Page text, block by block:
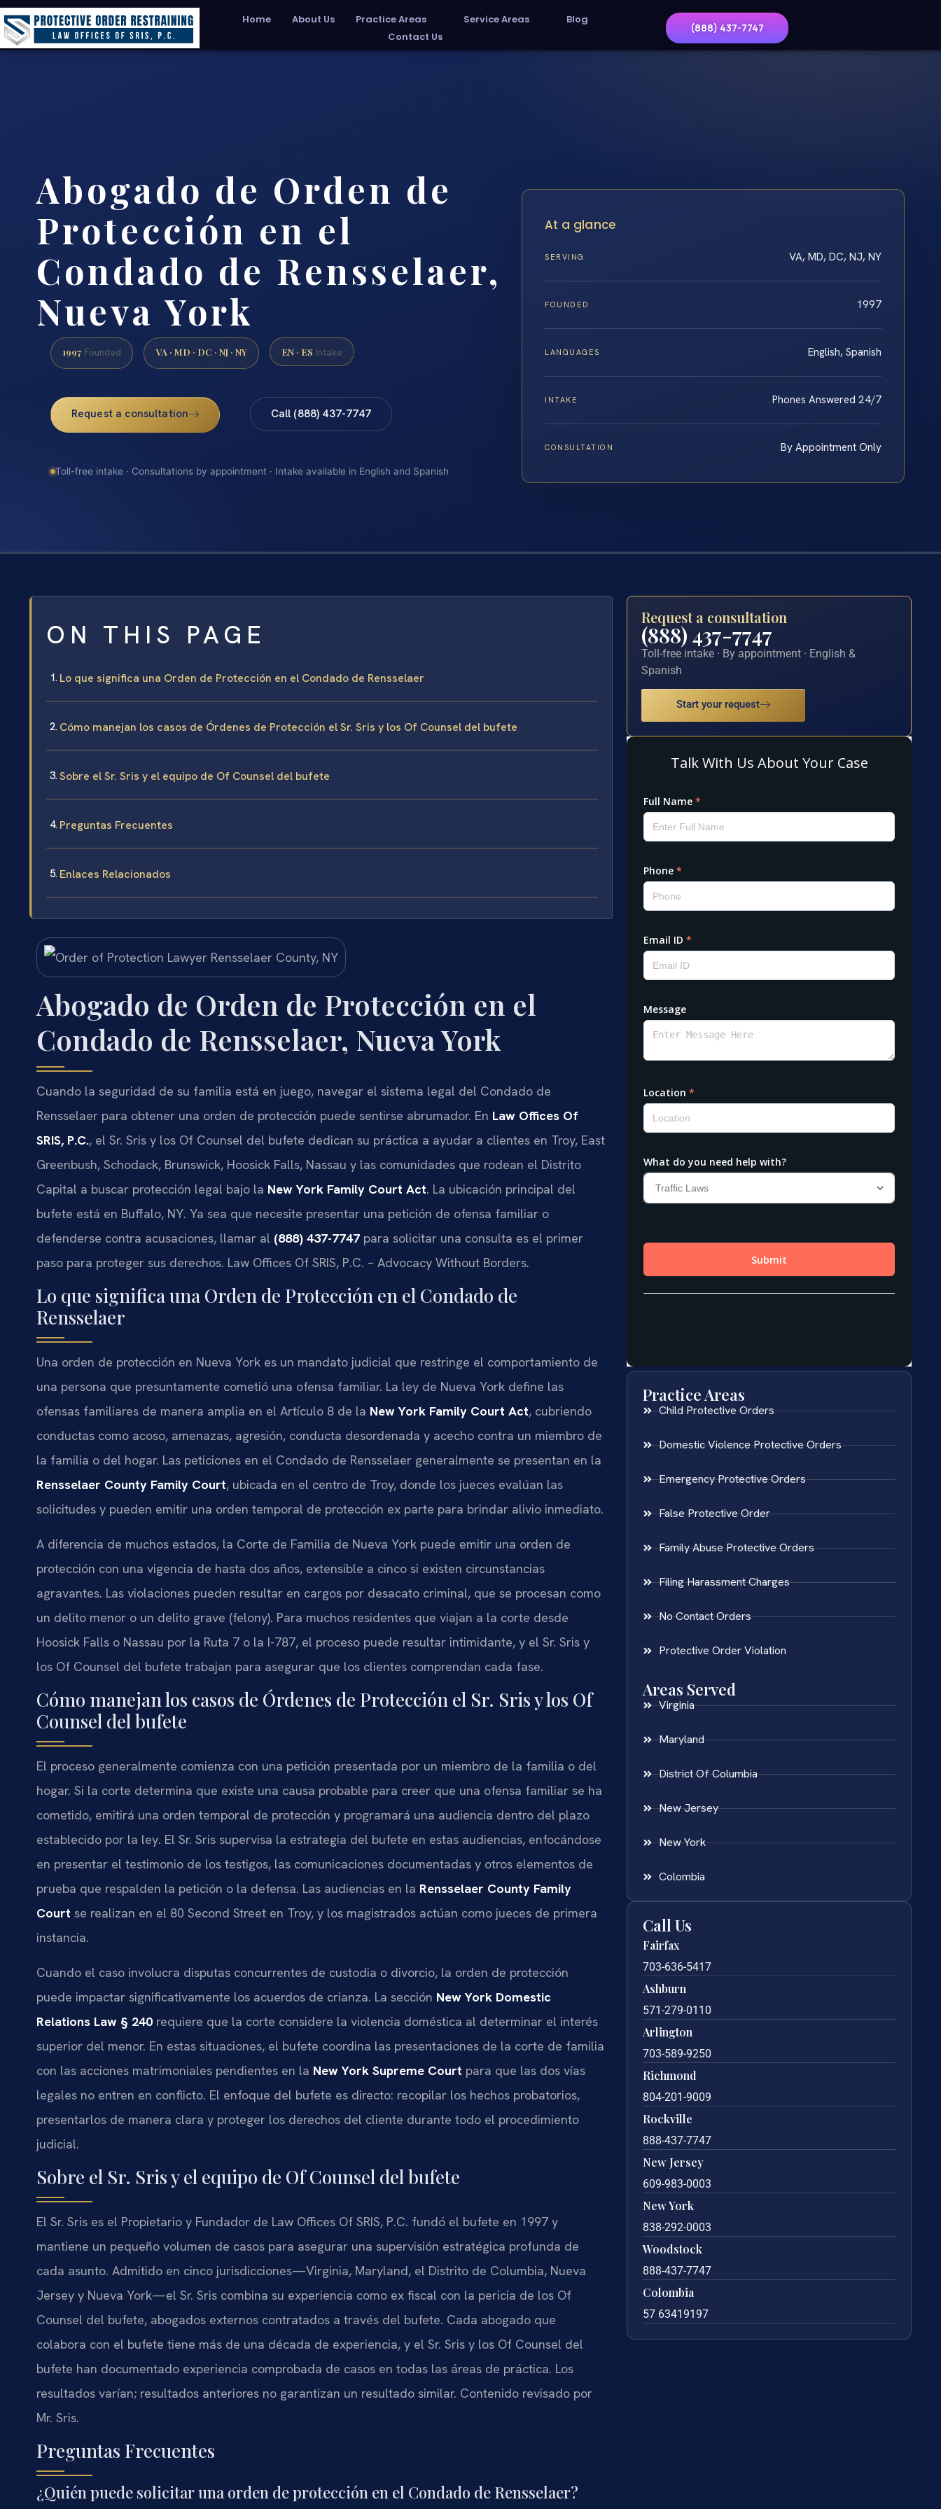
Home About Us Practice Areas Service Areas
Blog
Contact Us
(888) 437-7747
Abogado de Orden de
Protección en el
Condado de Rensselaer,
Nueva York
1997 Founded VA · MD · DC · NJ · NY EN · ES Intake
Request a consultation Call (888) 437-7747
Toll-free intake · Consultations by appointment · Intake available in English and Spanish
At a glance
SERVING VA, MD, DC, NJ, NY
FOUNDED 1997
LANGUAGES English, Spanish
INTAKE Phones Answered 24/7
CONSULTATION By Appointment Only
ON THIS PAGE
Lo que significa una Orden de Protección en el Condado de Rensselaer
Cómo manejan los casos de Órdenes de Protección el Sr. Sris y los Of Counsel del bufete
Sobre el Sr. Sris y el equipo de Of Counsel del bufete
Preguntas Frecuentes
Enlaces Relacionados
Abogado de Orden de Protección en el
Condado de Rensselaer, Nueva York
Cuando la seguridad de su familia está en juego, navegar el sistema legal del Condado de
Rensselaer para obtener una orden de protección puede sentirse abrumador. En Law Offices Of
SRIS, P.C., el Sr. Sris y los Of Counsel del bufete dedican su práctica a ayudar a clientes en Troy, East
Greenbush, Schodack, Brunswick, Hoosick Falls, Nassau y las comunidades que rodean el Distrito
Capital a buscar protección legal bajo la New York Family Court Act. La ubicación principal del
bufete está en Buffalo, NY. Ya sea que necesite presentar una petición de ofensa familiar o
defenderse contra acusaciones, llamar al (888) 437-7747 para solicitar una consulta es el primer
paso para proteger sus derechos. Law Offices Of SRIS, P.C. – Advocacy Without Borders.
Lo que significa una Orden de Protección en el Condado de
Rensselaer
Una orden de protección en Nueva York es un mandato judicial que restringe el comportamiento de
una persona que presuntamente cometió una ofensa familiar. La ley de Nueva York define las
ofensas familiares de manera amplia en el Artículo 8 de la New York Family Court Act, cubriendo
conductas como acoso, amenazas, agresión, conducta desordenada y acecho contra un miembro de
la familia o del hogar. Las peticiones en el Condado de Rensselaer generalmente se presentan en la
Rensselaer County Family Court, ubicada en el centro de Troy, donde los jueces evalúan las
solicitudes y pueden emitir una orden temporal de protección ex parte para brindar alivio inmediato.
A diferencia de muchos estados, la Corte de Familia de Nueva York puede emitir una orden de
protección con una vigencia de hasta dos años, extensible a cinco si existen circunstancias
agravantes. Las violaciones pueden resultar en cargos por desacato criminal, que se procesan como
un delito menor o un delito grave (felony). Para muchos residentes que viajan a la corte desde
Hoosick Falls o Nassau por la Ruta 7 o la I-787, el proceso puede resultar intimidante, y el Sr. Sris y
los Of Counsel del bufete trabajan para asegurar que los clientes comprendan cada fase.
Cómo manejan los casos de Órdenes de Protección el Sr. Sris y los Of
Counsel del bufete
El proceso generalmente comienza con una petición presentada por un miembro de la familia o del
hogar. Si la corte determina que existe una causa probable para creer que una ofensa familiar se ha
cometido, emitirá una orden temporal de protección y programará una audiencia dentro del plazo
establecido por la ley. El Sr. Sris supervisa la estrategia del bufete en estas audiencias, enfocándose
en presentar el testimonio de los testigos, las comunicaciones documentadas y otros elementos de
prueba que respalden la petición o la defensa. Las audiencias en la Rensselaer County Family
Court se realizan en el 80 Second Street en Troy, y los magistrados actúan como jueces de primera
instancia.
Cuando el caso involucra disputas concurrentes de custodia o divorcio, la orden de protección
puede impactar significativamente los acuerdos de crianza. La sección New York Domestic
Relations Law § 240 requiere que la corte considere la violencia doméstica al determinar el interés
superior del menor. En estas situaciones, el bufete coordina las presentaciones de la corte de familia
con las acciones matrimoniales pendientes en la New York Supreme Court para que las dos vías
legales no entren en conflicto. El enfoque del bufete es directo: recopilar los hechos probatorios,
presentarlos de manera clara y proteger los derechos del cliente durante todo el procedimiento
judicial.
Sobre el Sr. Sris y el equipo de Of Counsel del bufete
El Sr. Sris es el Propietario y Fundador de Law Offices Of SRIS, P.C. fundó el bufete en 1997 y
mantiene un pequeño volumen de casos para asegurar una supervisión estratégica profunda de
cada asunto. Admitido en cinco jurisdicciones—Virginia, Maryland, el Distrito de Columbia, Nueva
Jersey y Nueva York—el Sr. Sris combina su experiencia como ex fiscal con la pericia de los Of
Counsel del bufete, abogados externos contratados a través del bufete. Cada abogado que
colabora con el bufete tiene más de una década de experiencia, y el Sr. Sris y los Of Counsel del
bufete han documentado experiencia comprobada de casos en todas las áreas de práctica. Los
resultados varían; resultados anteriores no garantizan un resultado similar. Contenido revisado por
Mr. Sris.
Preguntas Frecuentes
¿Quién puede solicitar una orden de protección en el Condado de Rensselaer?
Request a consultation
(888) 437-7747
Toll-free intake · By appointment · English &
Spanish
Start your request
Practice Areas
Child Protective Orders
Domestic Violence Protective Orders
Emergency Protective Orders
False Protective Order
Family Abuse Protective Orders
Filing Harassment Charges
No Contact Orders
Protective Order Violation
Areas Served
Virginia
Maryland
District Of Columbia
New Jersey
New York
Colombia
Call Us
Fairfax
703-636-5417
Ashburn
571-279-0110
Arlington
703-589-9250
Richmond
804-201-9009
Rockville
888-437-7747
New Jersey
609-983-0003
New York
838-292-0003
Woodstock
888-437-7747
Colombia
57 63419197